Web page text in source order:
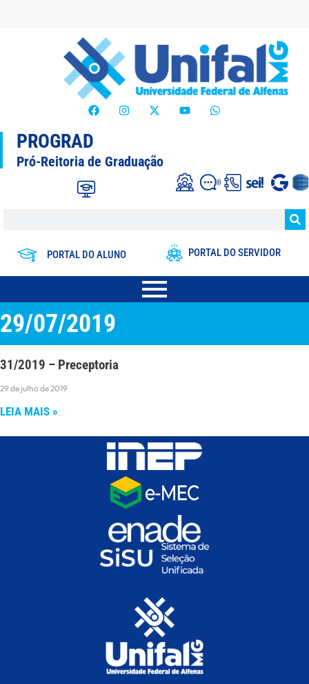
PROGRAD
Pró-Reitoria de Graduação
PORTAL DO ALUNO PORTAL DO SERVIDOR
29/07/2019
31/2019 – Preceptoria
29 de julho de 2019
LEIA MAIS »